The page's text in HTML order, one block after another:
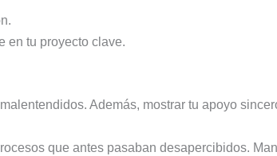
en tu proyecto clave.
Además, mostrar tu apoyo
que antes pasaban desapercibidos.